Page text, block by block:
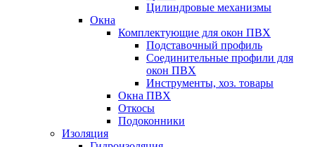
Цилиндровые механизмы
Окна
Комплектующие для окон ПВХ
Подставочный профиль
Соединительные профили для
окон ПВХ
Инструменты, хоз. товары
Окна ПВХ
Откосы
Подоконники
Изоляция